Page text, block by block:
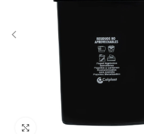
Clic para ampliar